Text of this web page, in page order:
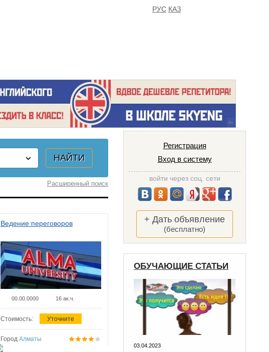
РУС КАЗ
Расширенный поиск
Ведение переговоров
00.00.0000 16 ак.ч.
Стоимость: Уточните
Город Алматы
Регистрация
Вход в систему
войти через соц. сети
+ Дать объявление
(бесплатно)
ОБУЧАЮЩИЕ СТАТЬИ
03.04.2023